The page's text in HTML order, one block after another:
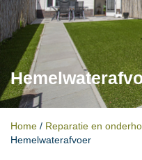
Home / Reparatie en
Hemelwaterafvoer